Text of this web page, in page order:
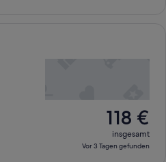
118 €
insgesamt
Vor 3 Tagen gefunden